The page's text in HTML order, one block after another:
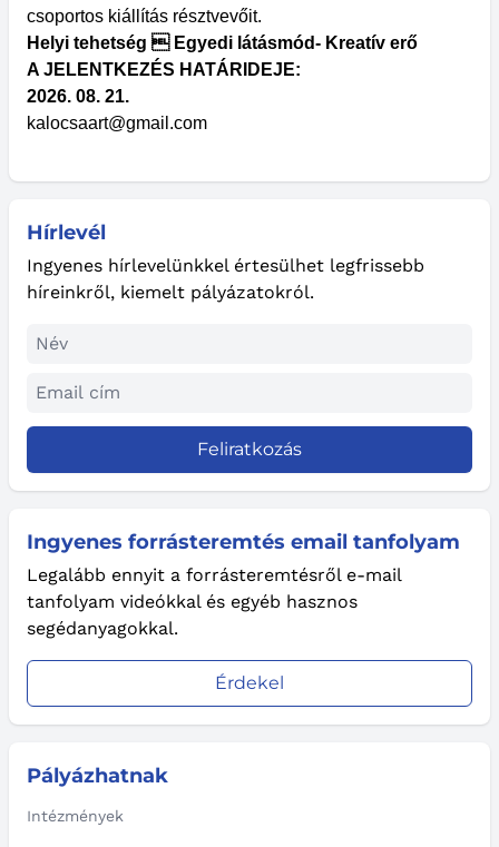
Hírlevél
Ingyenes hírlevelünkkel értesülhet legfrissebb
híreinkről, kiemelt pályázatokról.
Feliratkozás
Ingyenes forrásteremtés email tanfolyam
Legalább ennyit a forrásteremtésről e-mail
tanfolyam videókkal és egyéb hasznos
segédanyagokkal.
Érdekel
Pályázhatnak
Intézmények
csoportos kiállítás résztvevőit.
Helyi tehetség  Egyedi látásmód- Kreatív erő
A JELENTKEZÉS HATÁRIDEJE:
2026. 08. 21.
kalocsaart@gmail.com